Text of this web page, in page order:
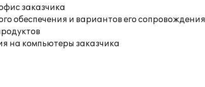
заказчика
обеспечения и вариантов его сопровождения
на компьютеры заказчика